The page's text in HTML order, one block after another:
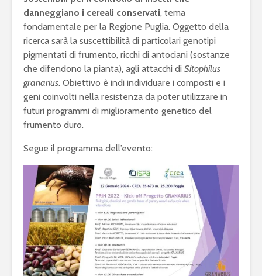
danneggiano i cereali conservati, tema
fondamentale per la Regione Puglia. Oggetto della
ricerca sarà la suscettibilità di particolari genotipi
pigmentati di frumento, ricchi di antociani (sostanze
che difendono la pianta), agli attacchi di Sitophilus
granarius. Obiettivo è indi individuare i composti e i
geni coinvolti nella resistenza da poter utilizzare in
futuri programmi di miglioramento genetico del
frumento duro.
Segue il programma dell’evento: